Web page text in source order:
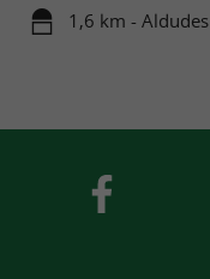
1,6 km - Aldudes